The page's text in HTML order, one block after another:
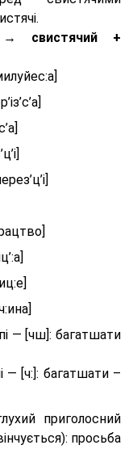
→ свистячий +
— [чш]: багатшати
[ч:]: багатшати –
приголосний
просьба